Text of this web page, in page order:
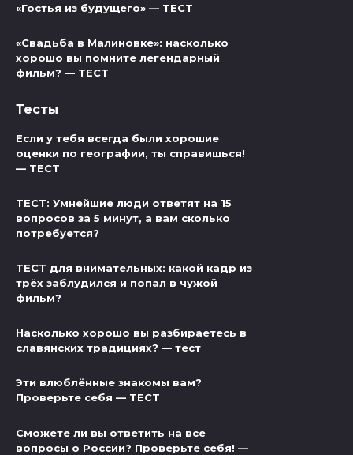
«Гостья из будущего» — ТЕСТ
«Свадьба в Малиновке»: насколько
хорошо вы помните легендарный
фильм? — ТЕСТ
Тесты
Если у тебя всегда были хорошие
оценки по географии, ты справишься!
— ТЕСТ
ТЕСТ: Умнейшие люди ответят на 15
вопросов за 5 минут, а вам сколько
потребуется?
ТЕСТ для внимательных: какой кадр из
трёх заблудился и попал в чужой
фильм?
Насколько хорошо вы разбираетесь в
славянских традициях? — тест
Эти влюблённые знакомы вам?
Проверьте себя — ТЕСТ
Сможете ли вы ответить на все
вопросы о России? Проверьте себя! —